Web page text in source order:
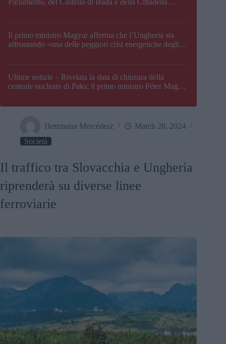
Il primo ministro Magyar afferma che l’Ungheria sta
affrontando «una delle peggiori crisi energetiche degli
Ultime notizie – Rivelata la data di chiusura della
centrale nucleare di Paks; il primo ministro Péter Magyar
Hetzmann Mercédesz
March 28, 2024
Società
Il traffico tra Slovacchia e Ungheria
riprenderà su diverse linee
ferroviarie